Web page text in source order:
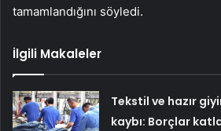
tamamlandığını söyledi.
İlgili Makaleler
Tekstil ve hazır
kaybı: Borçlar